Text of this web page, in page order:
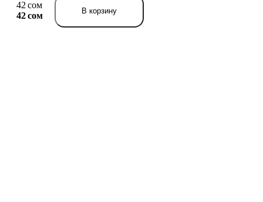
42 сом
42 сом
В корзину